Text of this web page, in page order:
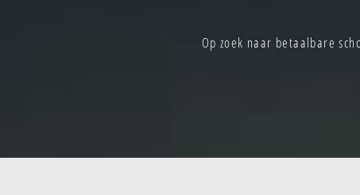
Op zoek naar betaalbare